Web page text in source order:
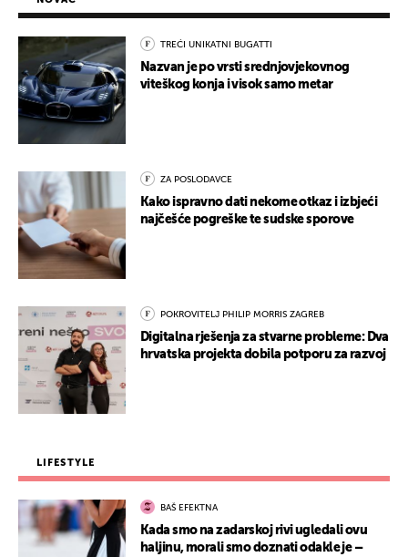
TREĆI UNIKATNI BUGATTI
Nazvan je po vrsti srednjovjekovnog
viteškog konja i visok samo metar
ZA POSLODAVCE
Kako ispravno dati nekome otkaz i izbjeći
najčešće pogreške te sudske sporove
POKROVITELJ PHILIP MORRIS ZAGREB
Digitalna rješenja za stvarne probleme: Dva
hrvatska projekta dobila potporu za razvoj
LIFESTYLE
BAŠ EFEKTNA
Kada smo na zadarskoj rivi ugledali ovu
haljinu, morali smo doznati odakle je –